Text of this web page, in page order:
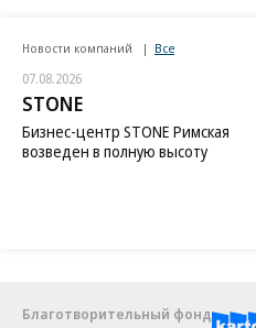
Новости компаний Все
07.08.2026
STONE
Бизнес-центр STONE Римская
возведен в полную высоту
Благотворительный фонд